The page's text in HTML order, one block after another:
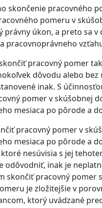
skončenie pracovného
pomeru v
právny úkon, a preto sa
pracovnoprávneho
pracovný pomer
dôvodu alebo bez
inak. S
pomer v skúšobnej
mesiaca po pôrode a
pracovný pomer v
mesiaca po pôrode a
nesúvisia s jej
odôvodniť, inak je
skončiť pracovný pomer
je zložitejšie v
ktorý uvádzané